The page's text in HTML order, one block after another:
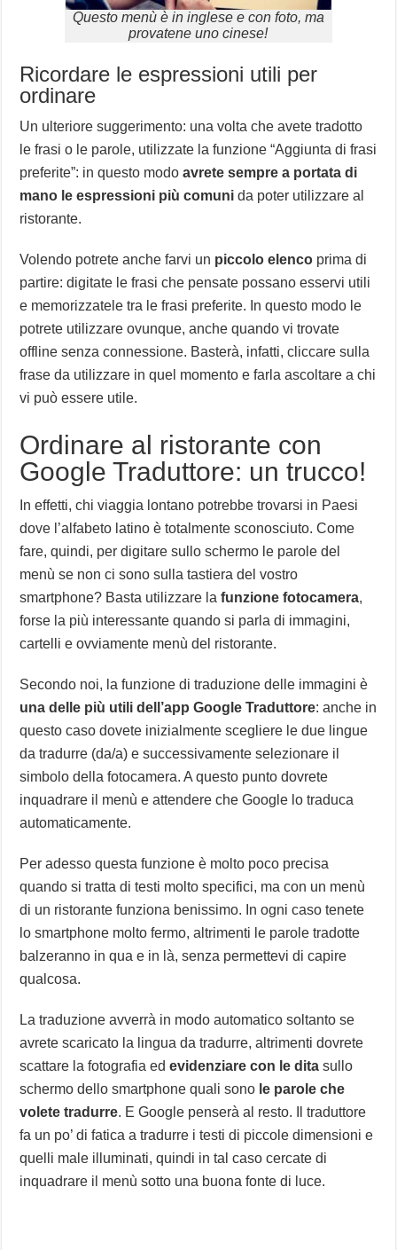
Questo menù è in inglese e con foto, ma
provatene uno cinese!
Ricordare le espressioni utili per
ordinare
Un ulteriore suggerimento: una volta che avete tradotto
le frasi o le parole, utilizzate la funzione “Aggiunta di frasi
preferite”: in questo modoavrete sempre a portata di
mano le espressioni più comuni da poter utilizzare al
ristorante.
Volendo potrete anche farvi un piccolo elenco prima di
partire: digitate le frasi che pensate possano esservi utili
e memorizzatele tra le frasi preferite. In questo modo le
potrete utilizzare ovunque, anche quando vi trovate
offline senza connessione. Basterà, infatti, cliccare sulla
frase da utilizzare in quel momento e farla ascoltare a chi
vi può essere utile.
Ordinare al ristorante con
Google Traduttore: un trucco!
In effetti, chi viaggia lontano potrebbe trovarsi in Paesi
dove l’alfabeto latino è totalmente sconosciuto. Come
fare, quindi, per digitare sullo schermo le parole del
menù se non ci sono sulla tastiera del vostro
smartphone? Basta utilizzare lafunzione fotocamera,
forse la più interessante quando si parla di immagini,
cartelli e ovviamente menù del ristorante.
Secondo noi, la funzione di traduzione delle immagini è
una delle più utili dell’app Google Traduttore: anche in
questo caso dovete inizialmente scegliere le due lingue
da tradurre (da/a) e successivamente selezionare il
simbolo della fotocamera. A questo punto dovrete
inquadrare il menù e attendere che Google lo traduca
automaticamente.
Per adesso questa funzione è molto poco precisa
quando si tratta di testi molto specifici, ma con un menù
di un ristorante funziona benissimo. In ogni caso tenete
lo smartphone molto fermo, altrimenti le parole tradotte
balzeranno in qua e in là, senza permettevi di capire
qualcosa.
La traduzione avverrà in modo automatico soltanto se
avrete scaricato la lingua da tradurre, altrimenti dovrete
scattare la fotografia edevidenziare con le dita sullo
schermo dello smartphone quali sono le parole che
volete tradurre. E Google penserà al resto. Il traduttore
fa un po’ di fatica a tradurre i testi di piccole dimensioni e
quelli male illuminati, quindi in tal caso cercate di
inquadrare il menù sotto una buona fonte di luce.